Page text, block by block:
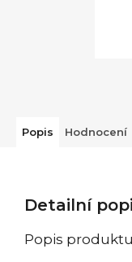
Popis Hodnocení
Detailní
Popis